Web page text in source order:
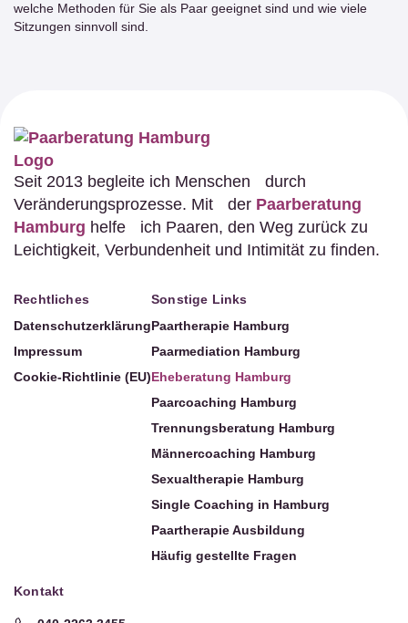
welche Methoden für Sie als Paar geeignet sind und wie viele
Sitzungen sinnvoll sind.
Seit 2013 begleite ich Menschen durch
Veränderungsprozesse. Mit der Paarberatung
Hamburg helfe ich Paaren, den Weg zurück zu
Leichtigkeit, Verbundenheit und Intimität zu finden.
Rechtliches
Datenschutzerklärung
Impressum
Cookie-Richtlinie (EU)
Sonstige Links
Paartherapie Hamburg
Paarmediation Hamburg
Eheberatung Hamburg
Paarcoaching Hamburg
Trennungsberatung Hamburg
Männercoaching Hamburg
Sexualtherapie Hamburg
Single Coaching in Hamburg
Paartherapie Ausbildung
Häufig gestellte Fragen
Kontakt